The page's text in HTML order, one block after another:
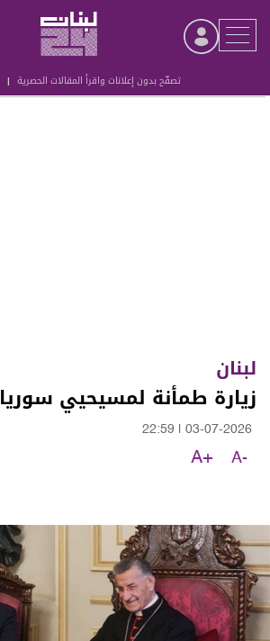
تصفّح بدون إعلانات واقرأ المقالات الحصرية |
Advertisement
لبنان
زيارة طمأنة لمسيحيي سوريا
03-07-2026
22:59
A-
A+